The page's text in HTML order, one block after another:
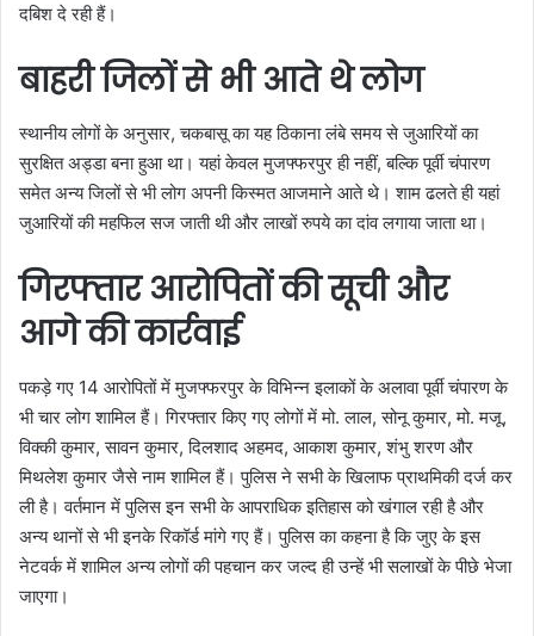
दबिश दे रही हैं।
बाहरी जिलों से भी आते थे लोग
स्थानीय लोगों के अनुसार, चकबासू का यह ठिकाना लंबे समय से जुआरियों का
सुरक्षित अड्डा बना हुआ था। यहां केवल मुजफ्फरपुर ही नहीं, बल्कि पूर्वी चंपारण
समेत अन्य जिलों से भी लोग अपनी किस्मत आजमाने आते थे। शाम ढलते ही यहां
जुआरियों की महफिल सज जाती थी और लाखों रुपये का दांव लगाया जाता था।
गिरफ्तार आरोपितों की सूची और
आगे की कार्रवाई
पकड़े गए 14 आरोपितों में मुजफ्फरपुर के विभिन्न इलाकों के अलावा पूर्वी चंपारण के
भी चार लोग शामिल हैं। गिरफ्तार किए गए लोगों में मो. लाल, सोनू कुमार, मो. मजू,
विक्की कुमार, सावन कुमार, दिलशाद अहमद, आकाश कुमार, शंभु शरण और
मिथलेश कुमार जैसे नाम शामिल हैं। पुलिस ने सभी के खिलाफ प्राथमिकी दर्ज कर
ली है। वर्तमान में पुलिस इन सभी के आपराधिक इतिहास को खंगाल रही है और
अन्य थानों से भी इनके रिकॉर्ड मांगे गए हैं। पुलिस का कहना है कि जुए के इस
नेटवर्क में शामिल अन्य लोगों की पहचान कर जल्द ही उन्हें भी सलाखों के पीछे भेजा
जाएगा।